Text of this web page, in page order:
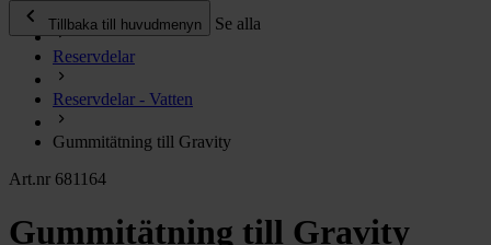
chevron_left
Tillbaka till huvudmenyn Se alla
Energi chevron_right
Kök & Gasol chevron_right
Värme chevron_right
Vatten
chevron_right
Reservdelar
Reservdelar - Vatten
Gummitätning till Gravity
Art.nr 681164
Gummitätning till Gravity